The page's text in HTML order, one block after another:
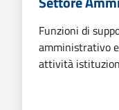
Funzioni di
amministrativo
attività